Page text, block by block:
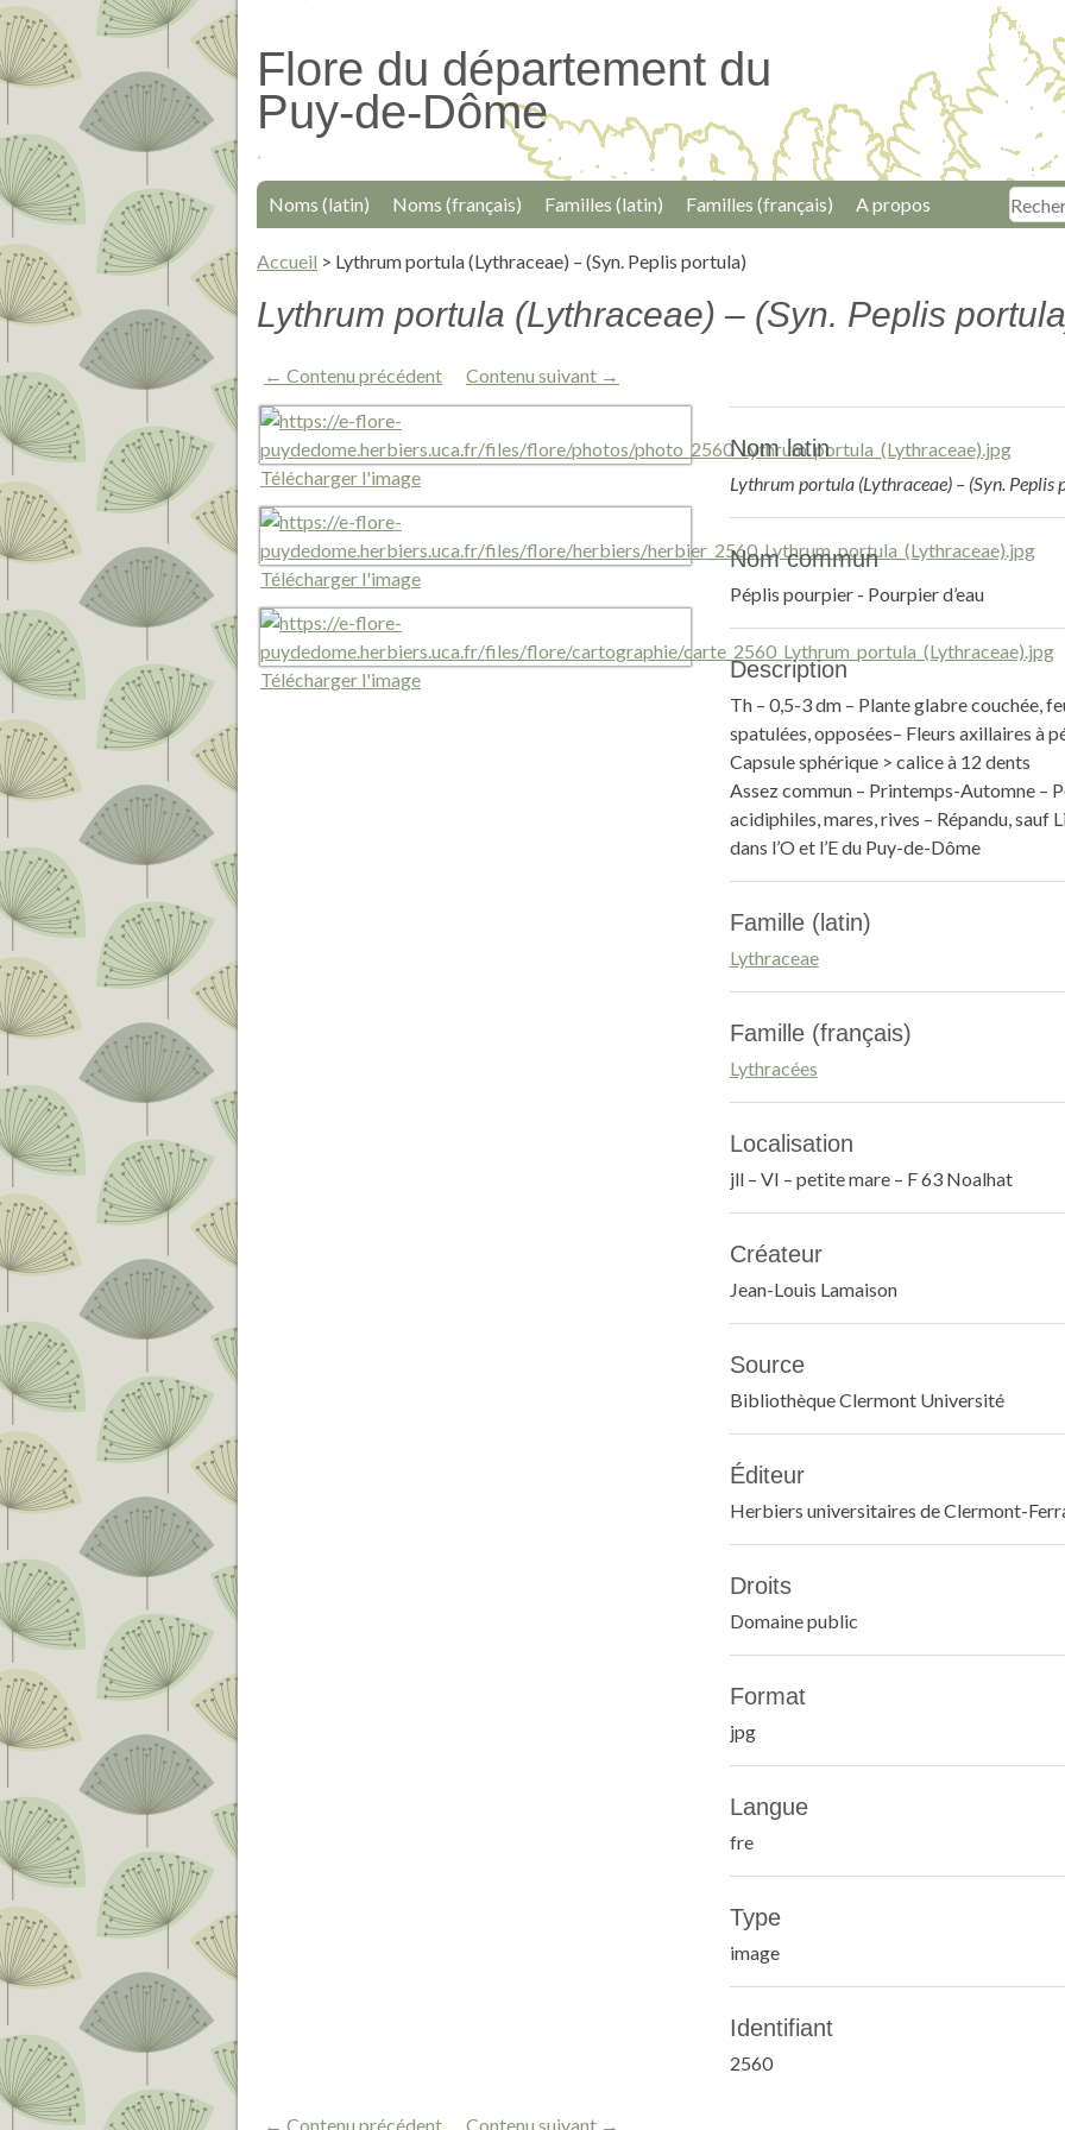
Passer
au
contenu
Flore du département du
Puy-de-Dôme
Noms (latin) Noms (français) Familles (latin) Familles (français) A propos
Accueil > Lythrum portula (Lythraceae) – (Syn. Peplis portula)
Lythrum portula (Lythraceae) – (Syn. Peplis
← Contenu précédent Contenu suivant →
Télécharger l'image
Télécharger l'image
Télécharger l'image
Nom latin
Lythrum portula (Lythraceae) – (Syn. Peplis
Nom commun
Péplis pourpier - Pourpier d’eau
Description
Th – 0,5-3 dm – Plante glabre couchée,
spatulées, opposées– Fleurs axillaires à
Capsule sphérique > calice à 12 dents
Assez commun – Printemps-Automne –
acidiphiles, mares, rives – Répandu, sauf
dans l’O et l’E du Puy-de-Dôme
Famille (latin)
Lythraceae
Famille (français)
Lythracées
Localisation
jll – VI – petite mare – F 63 Noalhat
Créateur
Jean-Louis Lamaison
Source
Bibliothèque Clermont Université
Éditeur
Herbiers universitaires de Clermont-
Droits
Domaine public
Format
jpg
Langue
fre
Type
image
Identifiant
2560
← Contenu précédent Contenu suivant →